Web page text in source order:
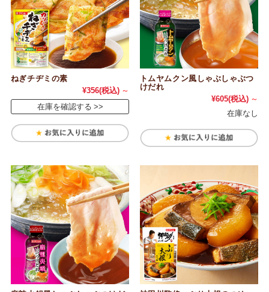
ねぎチヂミの素
¥356(税込) ～
在庫を確認する
トムヤムクン風しゃぶしゃぶつ
けだれ
¥605(税込) ～
在庫なし